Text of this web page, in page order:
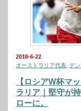
2018-6-22
オーストラリア代表 デ
【ロシアW杯マ
ラリア｜堅守が
ローに。